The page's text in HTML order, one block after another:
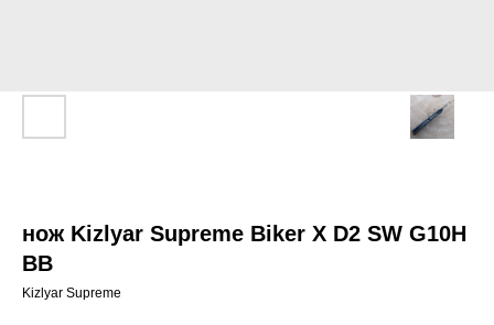
нож Kizlyar Supreme Biker X D2 SW G10H
BB
Kizlyar Supreme